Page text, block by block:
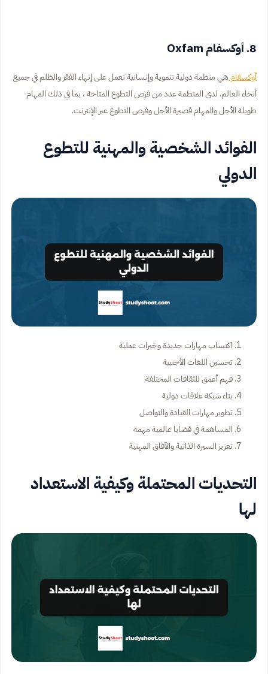
8. أوكسفام Oxfam
أوكسفامهي منظمة دولية تنموية وإنسانية تعمل على إنهاء الفقر والظلم في جميع
أنحاء العالم. لدى المنظمة عدد من فرص التطوع المتاحة ، بما في ذلك المهام
طويلة الأجل والمهام قصيرة الأجل وفرص التطوع عبر الإنترنت.
الفوائد الشخصية والمهنية للتطوع
الدولي
اكتساب مهارات جديدة وخبرات عملية
تحسين اللغات الأجنبية
فهم أعمق للثقافات المختلفة
بناء شبكة علاقات دولية
تطوير مهارات القيادة والتواصل
المساهمة في قضايا عالمية مهمة
تعزيز السيرة الذاتية والآفاق المهنية
التحديات المحتملة وكيفية الاستعداد
لها